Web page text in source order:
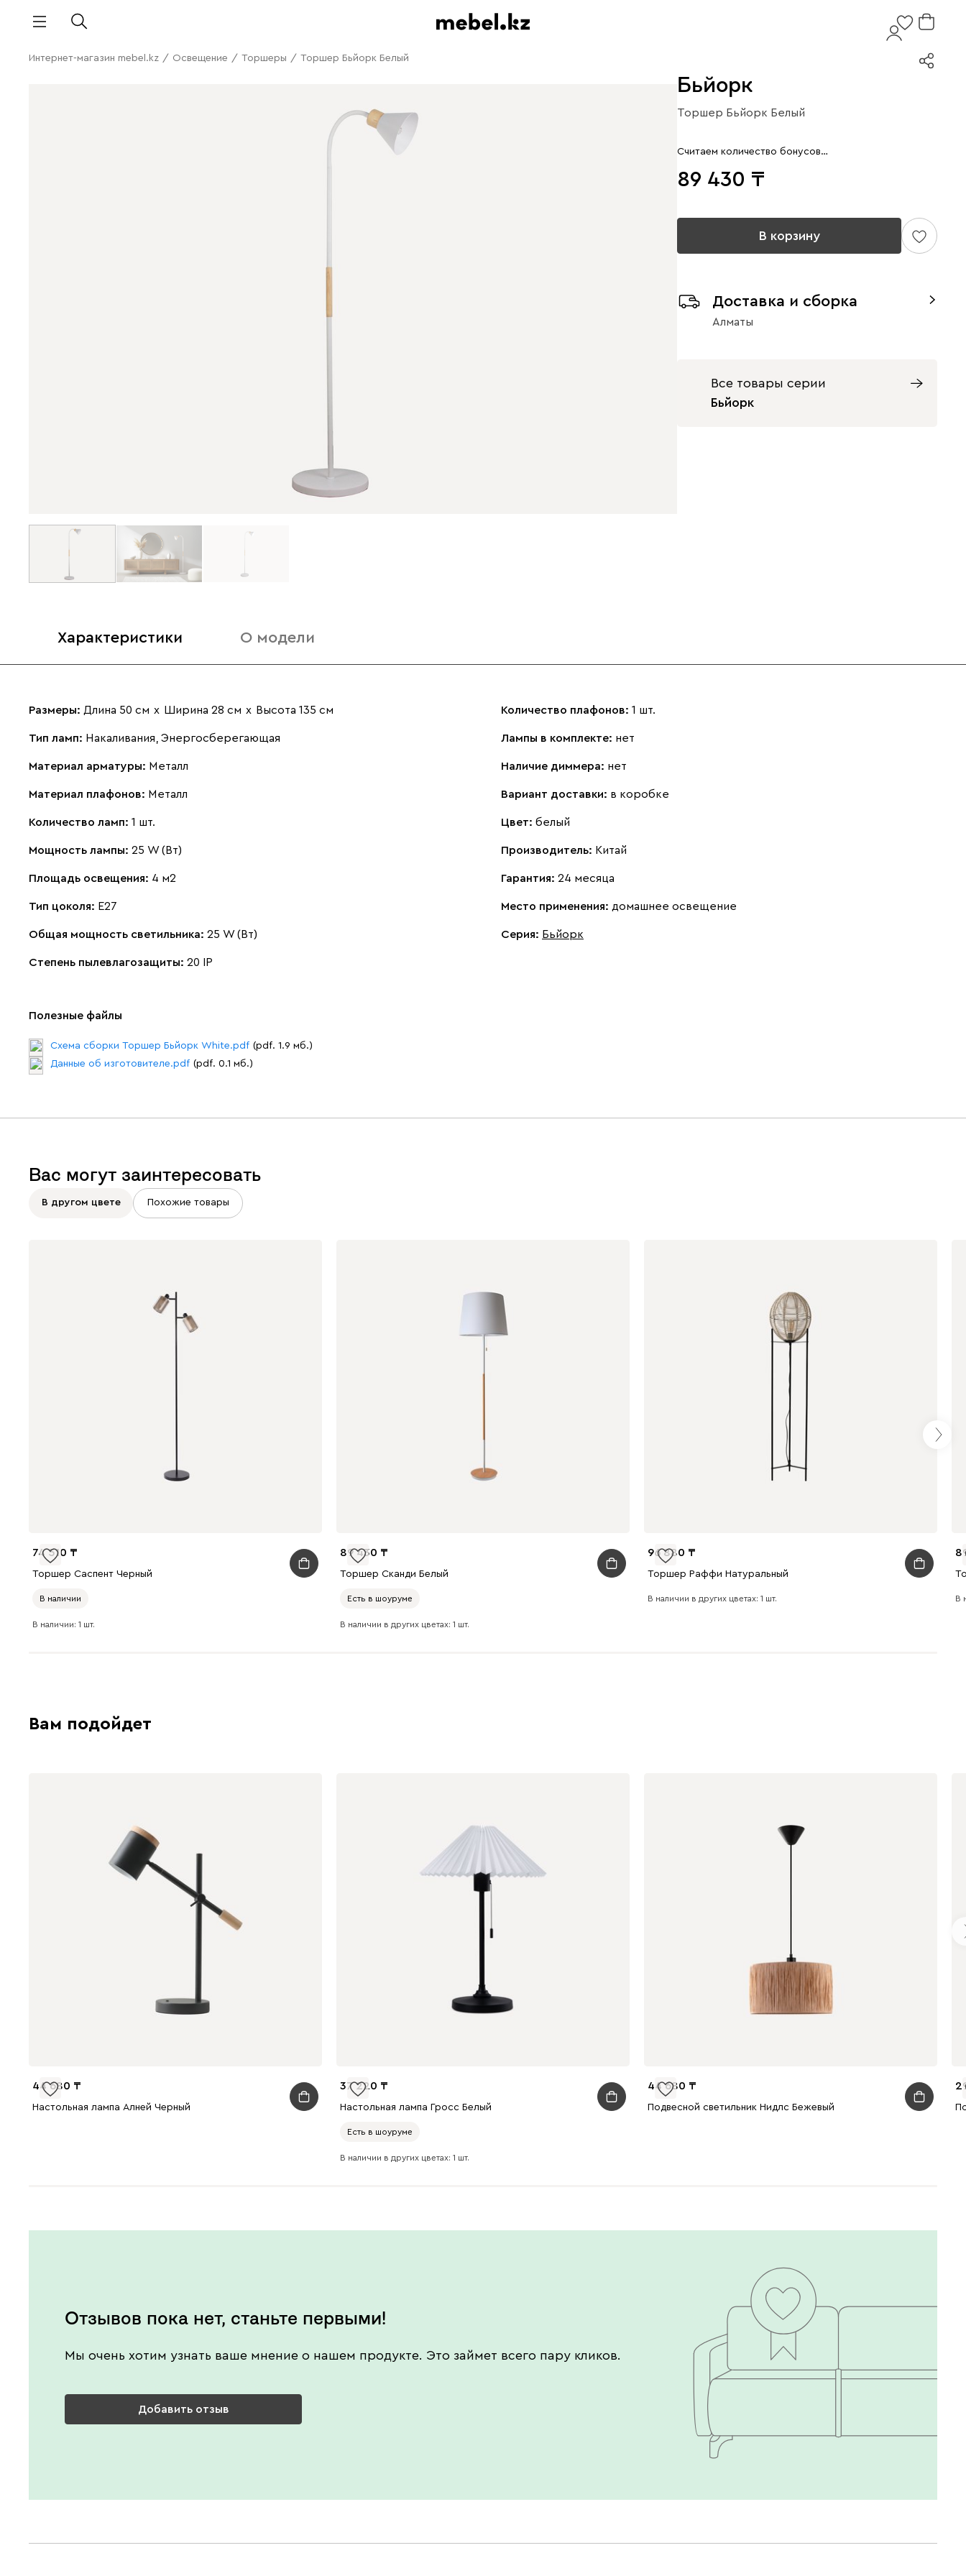
Интернет-магазин mebel.kz / Освещение / Торшеры / Торшер Бьйорк Белый
Бьйорк
Торшер Бьйорк Белый
Считаем количество бонусов…
89 430
В корзину
Доставка и сборка
Алматы
Все товары серии
Бьйорк
Характеристики О модели
Размеры: Длина 50 см х Ширина 28 см х Высота 135 см
Тип ламп: Накаливания, Энергосберегающая
Материал арматуры: Металл
Материал плафонов: Металл
Количество ламп: 1 шт.
Мощность лампы: 25 W (Вт)
Площадь освещения: 4 м2
Тип цоколя: E27
Общая мощность светильника: 25 W (Вт)
Степень пылевлагозащиты: 20 IP
Количество плафонов: 1 шт.
Лампы в комплекте: нет
Наличие диммера: нет
Вариант доставки: в коробке
Цвет: белый
Производитель: Китай
Гарантия: 24 месяца
Место применения: домашнее освещение
Серия: Бьйорк
Полезные файлы
Схема сборки Торшер Бьйорк White.pdf (pdf. 1.9 мб.)
Данные об изготовителе.pdf (pdf. 0.1 мб.)
Вас могут заинтересовать
В другом цвете Похожие товары
74 510
Торшер Саспент Черный
В наличии
В наличии: 1 шт.
89 430
Торшер Сканди Белый
Есть в шоуруме
В наличии в других цветах: 1 шт.
96 880
Торшер Раффи Натуральный
В наличии в других цветах: 1 шт. В
Вам подойдет
44 680
Настольная лампа Алней Черный
37 220
Настольная лампа Гросс Белый
Есть в шоуруме
В наличии в других цветах: 1 шт.
44 680
Подвесной светильник Нидлс Бежевый
Отзывов пока нет, станьте первыми!
Мы очень хотим узнать ваше мнение о нашем продукте. Это займет всего пару кликов.
Добавить отзыв